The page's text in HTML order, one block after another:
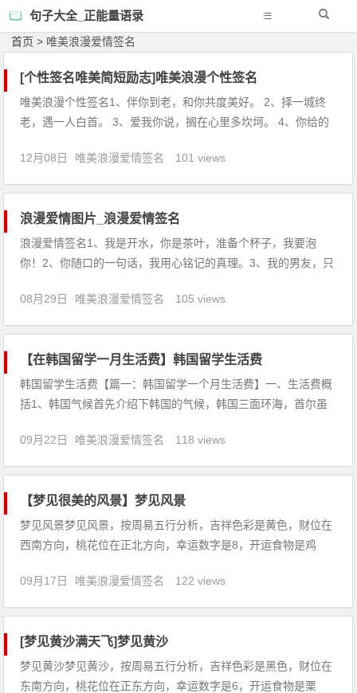
句子大全_正能量语录
首页 > 唯美浪漫爱情签名
[个性签名唯美简短励志]唯美浪漫个性签名
唯美浪漫个性签名1、伴你到老，和你共度美好。 2、择一城终
老，遇一人白首。 3、爱我你说，搁在心里多坎坷。 4、你给的
在美，也没你在我心里美。 7、情话很美，连外人都跟着流泪。
8、你想要飞翔，我做你的避风港。 9、永不言
12月08日 唯美浪漫爱情签名 101 views
浪漫爱情图片_浪漫爱情签名
浪漫爱情签名1、我是开水，你是茶叶，准备个杯子，我要泡
你！2、你随口的一句话，我用心铭记的真理。3、我的男友，只
的心永遠不變。5、你一定不知道，我曾那样毫无指望的喜欢
你。6、你稳稳地住在我心底，让我无法逃避。7、发丝也藏了爱
08月29日 唯美浪漫爱情签名 105 views
【在韩国留学一月生活费】韩国留学生活费
韩国留学生活费【篇一：韩国留学一个月生活费】一、生活费概
括1、韩国气候首先介绍下韩国的气候，韩国三面环海，首尔虽
时也是韩国的教学中心，很多着名的大学都坐落在这个风景优美
的城市，像首尔大学，成均馆大学，高丽大学等。2、韩国交通
09月22日 唯美浪漫爱情签名 118 views
【梦见很美的风景】梦见风景
梦见风景梦见风景，按周易五行分析，吉祥色彩是黄色，财位在
西南方向，桃花位在正北方向，幸运数字是8，开运食物是鸡
你感觉不快，则预示你可能要度过一段颇不如意的日子，或内心
要经受一段煎熬。2、年轻女人梦见自己用相机抓拍风景，暗示
09月17日 唯美浪漫爱情签名 122 views
[梦见黄沙满天飞]梦见黄沙
梦见黄沙梦见黄沙，按周易五行分析，吉祥色彩是黑色，财位在
东南方向，桃花位在正东方向，幸运数字是6，开运食物是栗